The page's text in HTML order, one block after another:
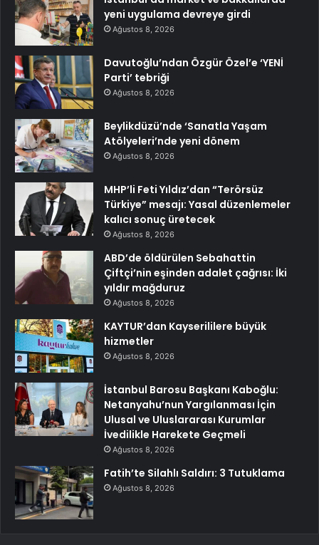
yeni uygulama devreye girdi
Ağustos 8, 2026
Davutoğlu’ndan Özgür Özel’e ‘YENİ
Parti’ tebriği
Ağustos 8, 2026
Beylikdüzü’nde ‘Sanatla Yaşam
Atölyeleri’nde yeni dönem
Ağustos 8, 2026
MHP’li Feti Yıldız’dan “Terörsüz
Türkiye” mesajı: Yasal düzenlemeler
kalıcı sonuç üretecek
Ağustos 8, 2026
ABD’de öldürülen Sebahattin
Çiftçi’nin eşinden adalet çağrısı: İki
yıldır mağduruz
Ağustos 8, 2026
KAYTUR’dan Kayserililere büyük
hizmetler
Ağustos 8, 2026
İstanbul Barosu Başkanı Kaboğlu:
Netanyahu’nun Yargılanması İçin
Ulusal ve Uluslararası Kurumlar
İvedilikle Harekete Geçmeli
Ağustos 8, 2026
Fatih’te Silahlı Saldırı: 3 Tutuklama
Ağustos 8, 2026